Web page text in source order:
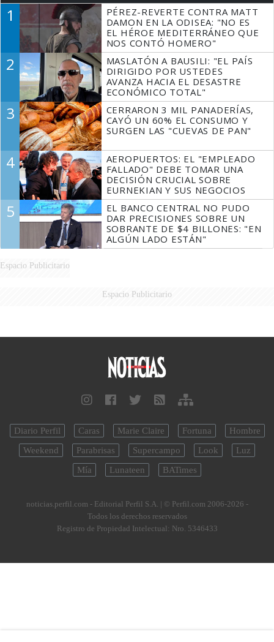
1
PÉREZ-REVERTE CONTRA MATT
DAMON EN LA ODISEA: "NO ES
EL HÉROE MEDITERRÁNEO QUE
NOS CONTÓ HOMERO"
2
MASLATÓN A BAUSILI: "EL PAÍS
DIRIGIDO POR USTEDES
AVANZA HACIA EL DESASTRE
ECONÓMICO TOTAL"
3
CERRARON 3 MIL PANADERÍAS,
CAYÓ UN 60% EL CONSUMO Y
SURGEN LAS "CUEVAS DE PAN"
4
AEROPUERTOS: EL "EMPLEADO
FALLADO" DEBE TOMAR UNA
DECISIÓN CRUCIAL SOBRE
EURNEKIAN Y SUS NEGOCIOS
5
EL BANCO CENTRAL NO PUDO
DAR PRECISIONES SOBRE UN
SOBRANTE DE $4 BILLONES: "EN
ALGÚN LADO ESTÁN"
Espacio Publicitario
Espacio Publicitario
Diario Perfil Caras Marie Claire Fortuna
Hombre
Weekend
Parabrisas Supercampo Look
Luz
Mía
Lunateen BATimes
noticias.perfil.com - Editorial Perfil S.A. | © Perfil.com 2006-2026 -
Todos los derechos reservados
Registro de Propiedad Intelectual: Nro. 5346433